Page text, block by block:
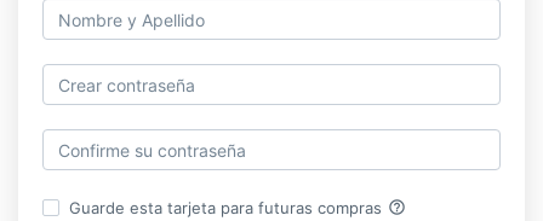
Guarde esta tarjeta para futuras compras help_outline